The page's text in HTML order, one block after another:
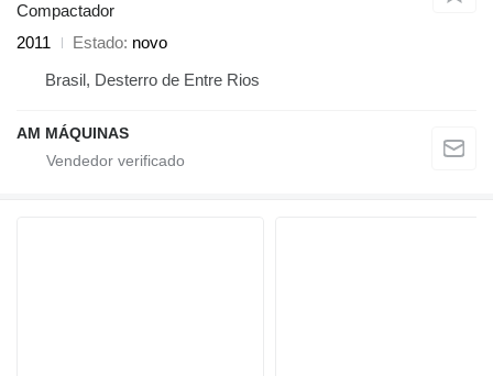
Compactador
2011
Estado novo
Brasil, Desterro de Entre Rios
AM MÁQUINAS